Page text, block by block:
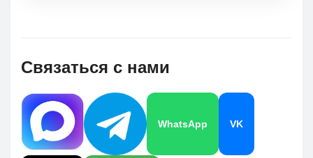
Связаться с нами
WhatsApp VK